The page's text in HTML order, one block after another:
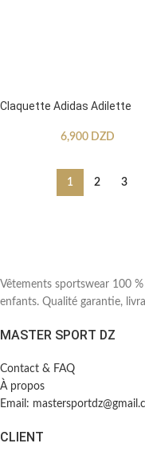
Claquette Adidas Adilette
6,900 DZD
1 2 3
Vêtements sportswear 100
enfants. Qualité garantie,
MASTER SPORT DZ
Contact & FAQ
À propos
Email:
CLIENT